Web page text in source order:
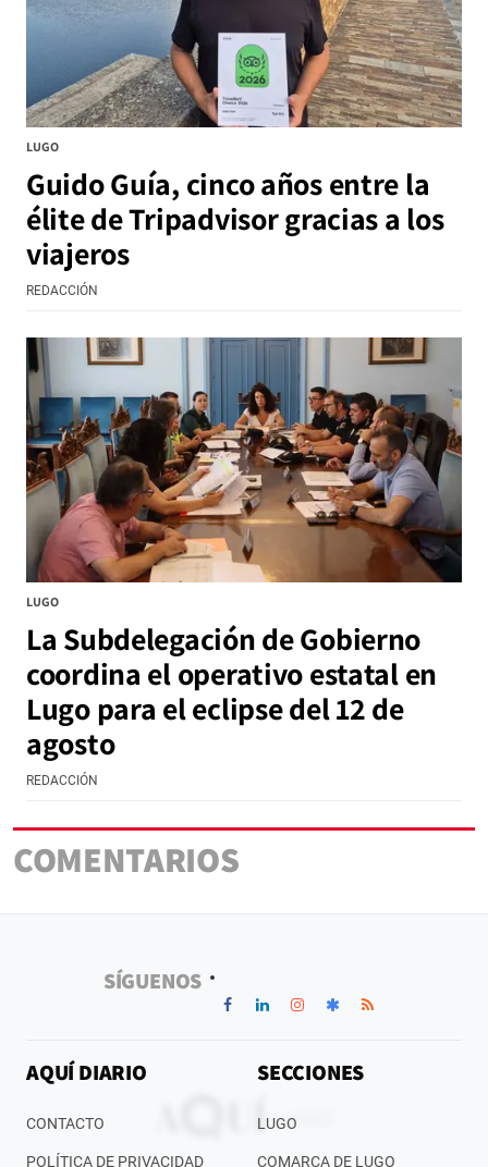
LUGO
Guido Guía, cinco años entre la
élite de Tripadvisor gracias a los
viajeros
REDACCIÓN
LUGO
La Subdelegación de Gobierno
coordina el operativo estatal en
Lugo para el eclipse del 12 de
agosto
REDACCIÓN
COMENTARIOS
SÍGUENOS
AQUÍ DIARIO
CONTACTO
POLÍTICA DE PRIVACIDAD
SECCIONES
LUGO
COMARCA DE LUGO